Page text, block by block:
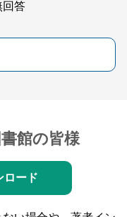
回答
館の皆様
ロード